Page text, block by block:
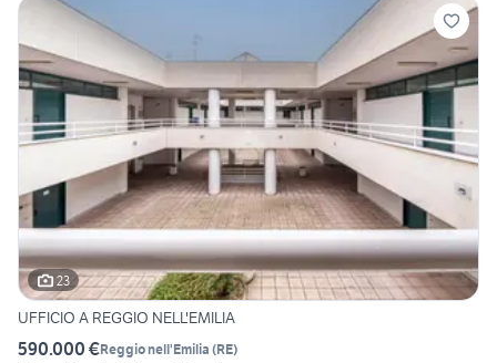
23
UFFICIO A REGGIO NELL'EMILIA
590.000 €Reggio nell'Emilia (RE)